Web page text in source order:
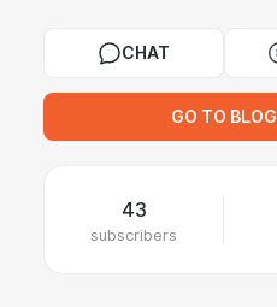
CHAT
GO TO BLOG
43
subscribers